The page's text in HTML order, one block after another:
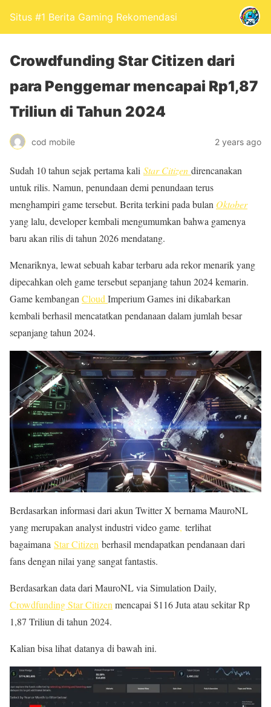
Situs #1 Berita Gaming Rekomendasi
Crowdfunding Star Citizen dari
para Penggemar mencapai Rp1,87
Triliun di Tahun 2024
cod mobile 2 years ago
Sudah 10 tahun sejak pertama kali Star Citizen direncanakan
untuk rilis. Namun, penundaan demi penundaan terus
menghampiri game tersebut. Berita terkini pada bulan Oktober
yang lalu, developer kembali mengumumkan bahwa gamenya
baru akan rilis di tahun 2026 mendatang.
Menariknya, lewat sebuah kabar terbaru ada rekor menarik yang
dipecahkan oleh game tersebut sepanjang tahun 2024 kemarin.
Game kembangan Cloud Imperium Games ini dikabarkan
kembali berhasil mencatatkan pendanaan dalam jumlah besar
sepanjang tahun 2024.
Berdasarkan informasi dari akun Twitter X bernama MauroNL
yang merupakan analyst industri video game, terlihat
bagaimana Star Citizen berhasil mendapatkan pendanaan dari
fans dengan nilai yang sangat fantastis.
Berdasarkan data dari MauroNL via Simulation Daily,
Crowdfunding Star Citizen mencapai $116 Juta atau sekitar Rp
1,87 Triliun di tahun 2024.
Kalian bisa lihat datanya di bawah ini.